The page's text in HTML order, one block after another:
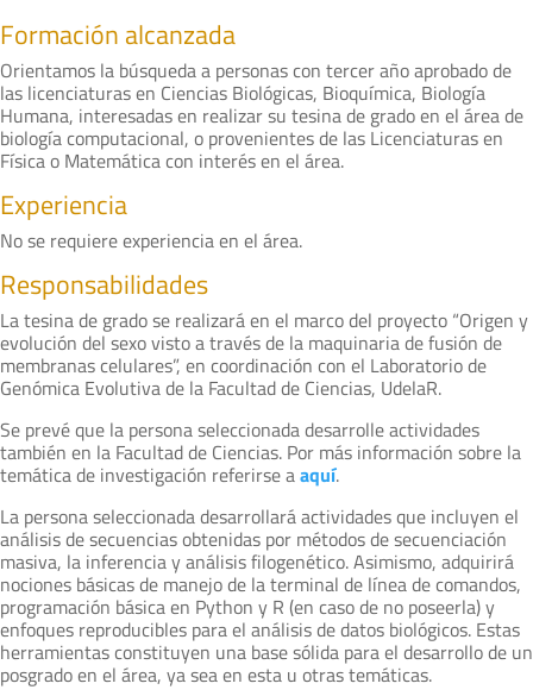
Formación alcanzada
Orientamos la búsqueda a personas con tercer año aprobado de
las licenciaturas en Ciencias Biológicas, Bioquímica, Biología
Humana, interesadas en realizar su tesina de grado en el área de
biología computacional, o provenientes de las Licenciaturas en
Física o Matemática con interés en el área.
Experiencia
No se requiere experiencia en el área.
Responsabilidades
La tesina de grado se realizará en el marco del proyecto “Origen y
evolución del sexo visto a través de la maquinaria de fusión de
membranas celulares”, en coordinación con el Laboratorio de
Genómica Evolutiva de la Facultad de Ciencias, UdelaR.
Se prevé que la persona seleccionada desarrolle actividades
también en la Facultad de Ciencias. Por más información sobre la
temática de investigación referirse aaquí.
La persona seleccionada desarrollará actividades que incluyen el
análisis de secuencias obtenidas por métodos de secuenciación
masiva, la inferencia y análisis filogenético. Asimismo, adquirirá
nociones básicas de manejo de la terminal de línea de comandos,
programación básica en Python y R (en caso de no poseerla) y
enfoques reproducibles para el análisis de datos biológicos. Estas
herramientas constituyen una base sólida para el desarrollo de un
posgrado en el área, ya sea en esta u otras temáticas.